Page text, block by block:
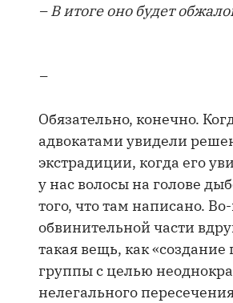
– В итоге оно будет
–
Обязательно, конечно.
адвокатами увидели
экстрадиции, когда его
у нас волосы на голове
того, что там написано.
обвинительной части
такая вещь, как «создание
группы с целью
нелегального